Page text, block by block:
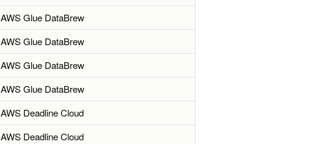
AWS Glue DataBrew
AWS Glue DataBrew
AWS Glue DataBrew
AWS Glue DataBrew
AWS Deadline Cloud
AWS Deadline Cloud